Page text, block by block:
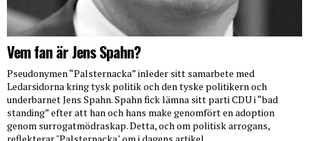
Vem fan är Jens Spahn?
Pseudonymen “Palsternacka” inleder sitt samarbete med
Ledarsidorna kring tysk politik och den tyske politikern och
underbarnet Jens Spahn. Spahn fick lämna sitt parti CDU i “bad
standing” efter att han och hans make genomfört en adoption
genom surrogatmödraskap. Detta, och om politisk arrogans,
reflekterar "Palsternacka" om i dagens artikel.